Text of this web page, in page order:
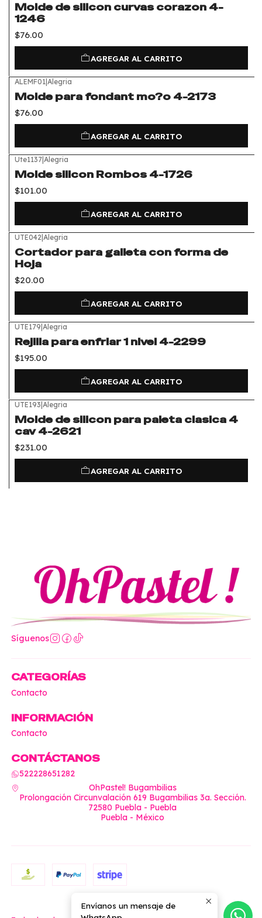
Molde de silicon curvas corazon 4-
1246
$76.00
AGREGAR AL CARRITO
ALEMF01|Alegria
Molde para fondant mo?o 4-2173
$76.00
AGREGAR AL CARRITO
Ute1137|Alegria
Molde silicon Rombos 4-1726
$101.00
AGREGAR AL CARRITO
UTE042|Alegria
Cortador para galleta con forma de
Hoja
$20.00
AGREGAR AL CARRITO
UTE179|Alegria
Rejilla para enfriar 1 nivel 4-2299
$195.00
AGREGAR AL CARRITO
UTE193|Alegria
Molde de silicon para paleta clasica 4
cav 4-2621
$231.00
AGREGAR AL CARRITO
Síguenos
CATEGORÍAS
Contacto
INFORMACIÓN
Contacto
CONTÁCTANOS
522228651282
OhPastel! Bugambilias
Prolongación Circunvalación 619 Bugambilias 3a. Sección.
72580 Puebla - Puebla
Puebla - México
2026 OhPastel!.
Envíanos un mensaje de